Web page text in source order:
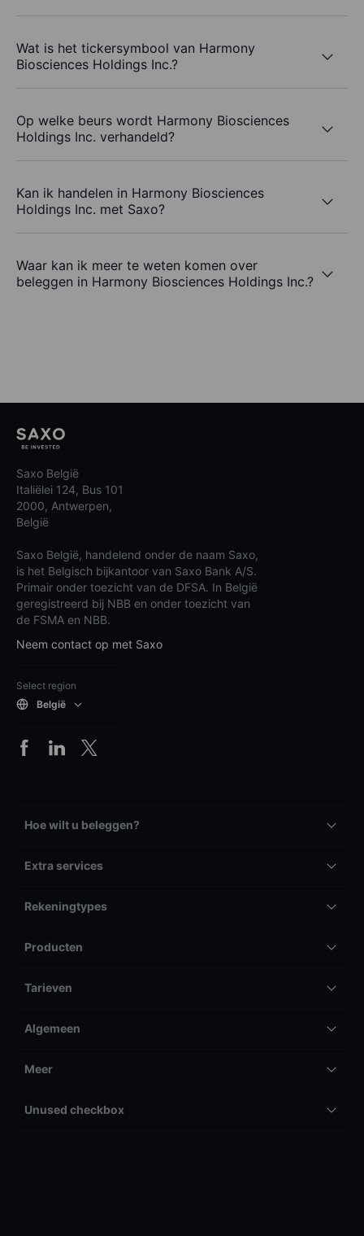
Wat is het tickersymbool van Harmony
Biosciences Holdings Inc.?
Op welke beurs wordt Harmony Biosciences
Holdings Inc. verhandeld?
Kan ik handelen in Harmony Biosciences
Holdings Inc. met Saxo?
Waar kan ik meer te weten komen over
beleggen in Harmony Biosciences Holdings Inc.?
Saxo België
Italiëlei 124, Bus 101
2000, Antwerpen,
België
Saxo België, handelend onder de naam Saxo,
is het Belgisch bijkantoor van Saxo Bank A/S.
Primair onder toezicht van de DFSA. In België
geregistreerd bij NBB en onder toezicht van
de FSMA en NBB.
Neem contact op met Saxo
Select region
België
Hoe wilt u beleggen?
Extra services
Rekeningtypes
Producten
Tarieven
Algemeen
Meer
Unused checkbox